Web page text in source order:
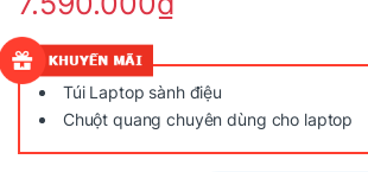
Túi Laptop sành điệu
Chuột quang chuyên dùng cho laptop